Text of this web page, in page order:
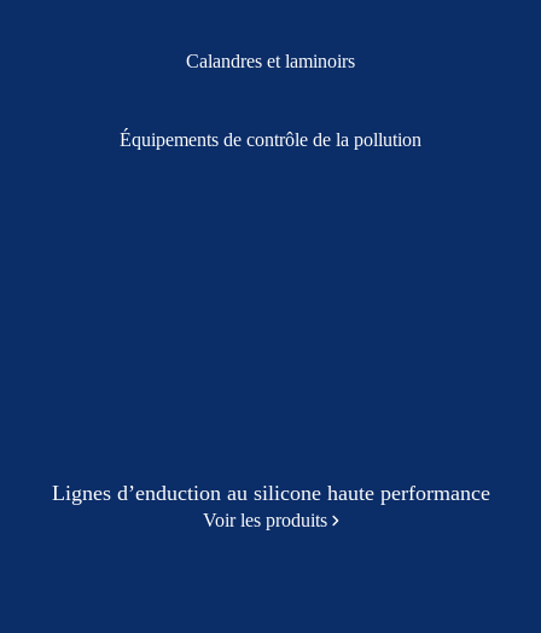
Calandres et laminoirs
Équipements de contrôle de la pollution
Lignes d’enduction au silicone haute performance
Voir les produits